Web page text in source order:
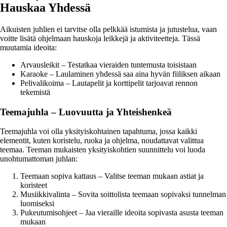
Hauskaa Yhdessä
Aikuisten juhlien ei tarvitse olla pelkkää istumista ja jutustelua, vaan
voitte lisätä ohjelmaan hauskoja leikkejä ja aktiviteetteja. Tässä
muutamia ideoita:
Arvausleikit – Testatkaa vieraiden tuntemusta toisistaan
Karaoke – Laulaminen yhdessä saa aina hyvän fiiliksen aikaan
Pelivalikoima – Lautapelit ja korttipelit tarjoavat rennon
tekemistä
Teemajuhla – Luovuutta ja Yhteishenkeä
Teemajuhla voi olla yksityiskohtainen tapahtuma, jossa kaikki
elementit, kuten koristelu, ruoka ja ohjelma, noudattavat valittua
teemaa. Teeman mukaisten yksityiskohtien suunnittelu voi luoda
unohtumattoman juhlan:
Teemaan sopiva kattaus – Valitse teeman mukaan astiat ja
koristeet
Musiikkivalinta – Sovita soittolista teemaan sopivaksi tunnelman
luomiseksi
Pukeutumisohjeet – Jaa vieraille ideoita sopivasta asusta teeman
mukaan